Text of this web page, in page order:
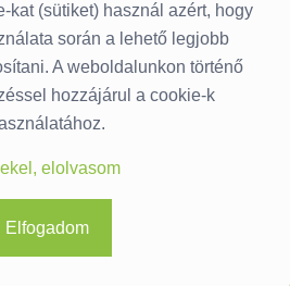
jog fenntartva.
kat (sütiket) használ azért, hogy
során a lehető legjobb
A weboldalunkon történő
hozzájárul a cookie-k
elolvasom
Elfogadom